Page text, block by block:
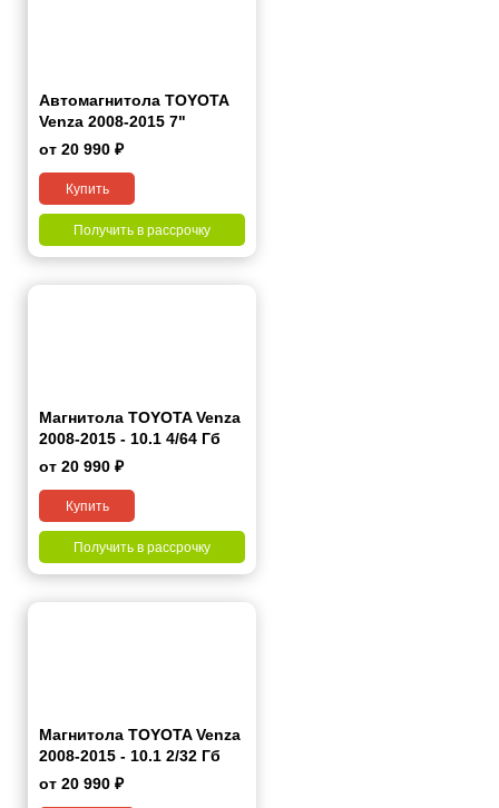
Автомагнитола TOYOTA
Venza 2008-2015 7"
от 20 990 ₽
Купить
Получить в рассрочку
Магнитола TOYOTA Venza
2008-2015 - 10.1 4/64 Гб
Pro
от 20 990 ₽
Купить
Получить в рассрочку
Магнитола TOYOTA Venza
2008-2015 - 10.1 2/32 Гб
Pro
от 20 990 ₽